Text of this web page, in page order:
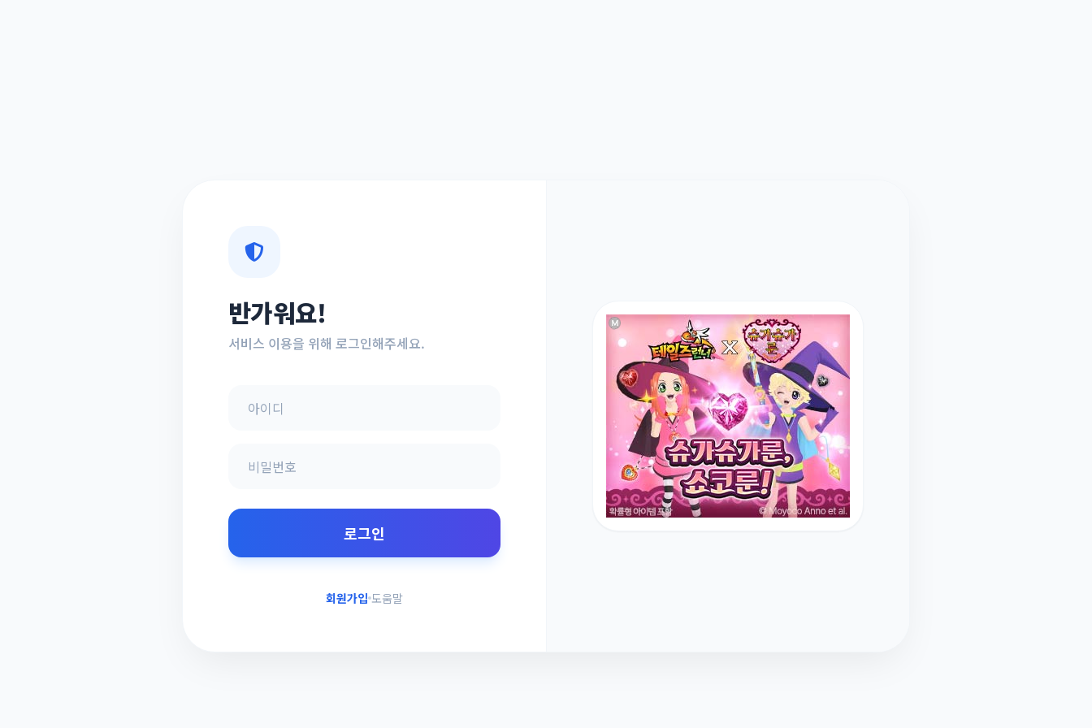
반가워요!
서비스 이용을 위해 로그인해주세요.
로그인
회원가입 도움말